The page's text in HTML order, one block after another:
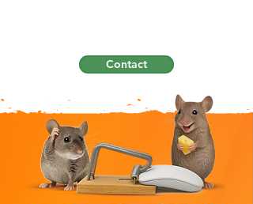
Contact